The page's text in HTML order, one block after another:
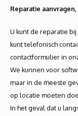
Reparatie
U kunt de reparatie
kunt telefonisch
contactformulier in
We kunnen voor
maar in de meeste
op locatie moeten
In het geval dat u